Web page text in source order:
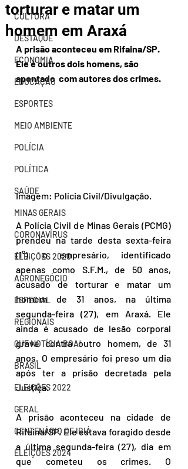
CULTURA
DESTAQUE
ECONOMIA
EDUCAÇÃO
ESPORTES
MEIO AMBIENTE
POLÍCIA
POLÍTICA
SAÚDE
MINAS GERAIS
CORONAVÍRUS
ELEIÇÕES 2020
AGRONEGÓCIO
ESPECIAL
REGIONAIS
QUE NOTÍCIA BOA!
BRASIL
ELEIÇÕES 2022
GERAL
CENTENÁRIO DE IBIÁ
ELEIÇÕES 2024
torturar e matar um
homem em Araxá
A prisão aconteceu em Rifaina/SP.
Ele e outros dois homens, são
apontado  com autores dos crimes.
Imagem: Polícia Civil/Divulgação.
A Polícia Civil de Minas Gerais (PCMG)
prendeu na tarde desta sexta-feira
(1°), o empresário, identificado
apenas como S.F.M., de 50 anos,
acusado de torturar e matar um
homem de 31 anos, na última
segunda-feira (27), em Araxá. Ele
ainda é acusado de lesão corporal
grave contra outro homem, de 31
anos. O empresário foi preso um dia
após ter a prisão decretada pela
Justiça.
A prisão aconteceu na cidade de
Rifaina/SP. Ele estava foragido desde
a última segunda-feira (27), dia em
que cometeu os crimes. O